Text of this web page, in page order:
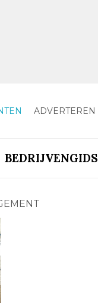
ADVERTEREN
BEDRIJVENGIDS